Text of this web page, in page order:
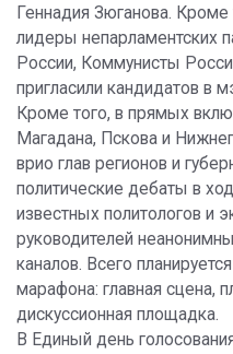
Геннадия Зюганова. Кроме
лидеры непарламентских
России, Коммунисты
пригласили кандидатов в
Кроме того, в прямых
Магадана, Пскова и
врио глав регионов и
политические дебаты в
известных политологов и
руководителей
каналов. Всего
марафона: главная сцена,
дискуссионная площадка.
В Единый день